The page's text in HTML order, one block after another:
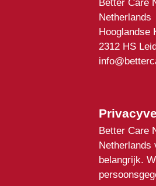
Better Care
Netherlands
Hooglandse
2312 HS
Better Care
Netherlands
belangrijk.